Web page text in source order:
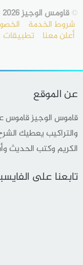
©قاومس الوجيز 2026
شروط الخدمة
أعلن معنا تطبيقات
عن الموقع
قاموس الوجيز قاموس
والتراكيب يعطيك
الكريم وكتب الحديث
تابعنا على